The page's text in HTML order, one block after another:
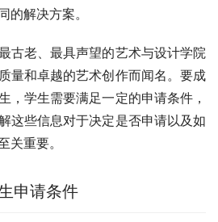
的解决方案。
古老、最具声望的艺术与设计学院
量和卓越的艺术创作而闻名。要成
，学生需要满足一定的申请条件，
这些信息对于决定是否申请以及如
关重要。
申请条件